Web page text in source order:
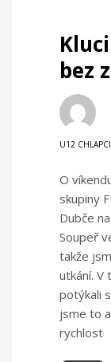
bez
U12
O
skupiny
Dubče
Soupeř
takže
utkání. V
potýkali
jsme to
rychlost